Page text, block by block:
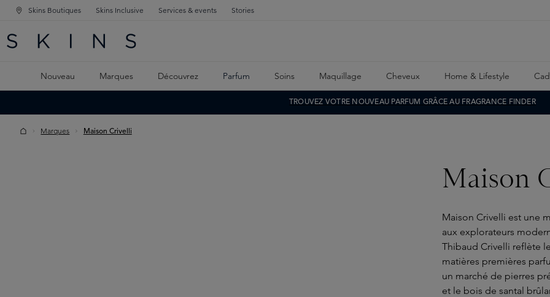
PRINCIPALE
CONTENU PRINCIPAL
Skins Boutiques Skins Inclusive Services & events Stories
Nouveau Marques Découvrez Parfum Soins Maquillage Cheveux Home & Lifestyle
TROUVEZ VOTRE NOUVEAU PARFUM GRÂCE AU FRAGRANCE FINDER
Marques Maison Crivelli
Maison
Maison Crivelli est une
aux explorateurs
Thibaud Crivelli reflète
matières premières
un marché de pierres
et le bois de santal